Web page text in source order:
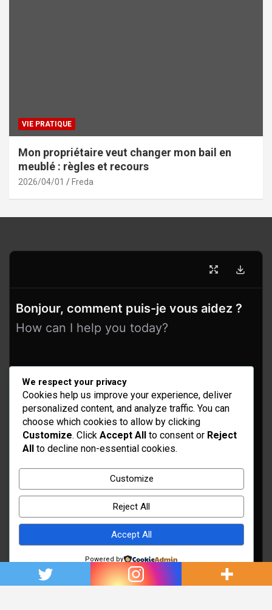
VIE PRATIQUE
Mon propriétaire veut changer mon bail en
meublé : règles et recours
2026/04/01 Freda
Bonjour, comment puis-je vous aidez ?
How can I help you today?
Idées d’aménagement et déco
Conseil bricolage et jardinage
Choix d'outillage et de matériaux
We respect your privacy
Cookies help us improve your experience, deliver
personalized content, and analyze traffic. You can
choose which cookies to allow by clicking
Customize. Click Accept All to consent or Reject
All to decline non-essential cookies.
Customize
Reject All
Accept All
Powered by